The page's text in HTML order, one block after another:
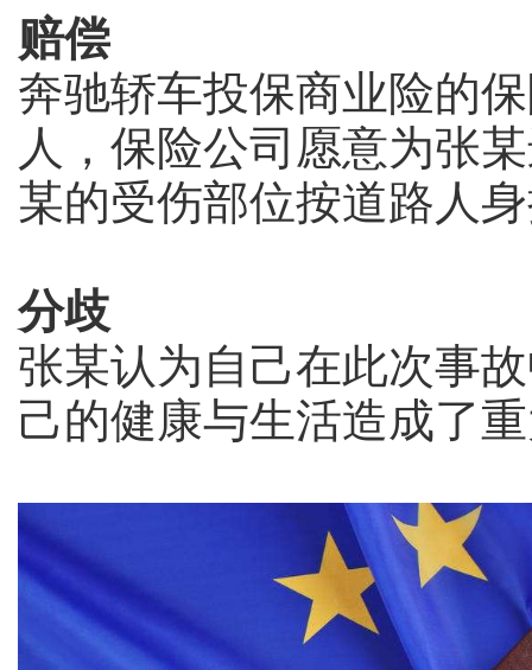
赔偿
奔驰轿车投保商业险的
人，保险公司愿意为张
某的受伤部位按道路人
分歧
张某认为自己在此次事
己的健康与生活造成了